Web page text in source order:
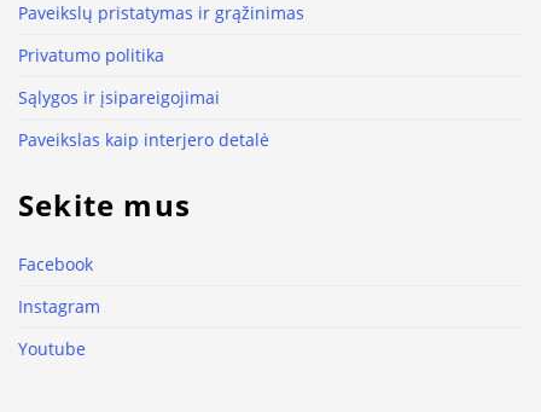
Paveikslų pristatymas ir grąžinimas
Privatumo politika
Sąlygos ir įsipareigojimai
Paveikslas kaip interjero detalė
Sekite mus
Facebook
Instagram
Youtube